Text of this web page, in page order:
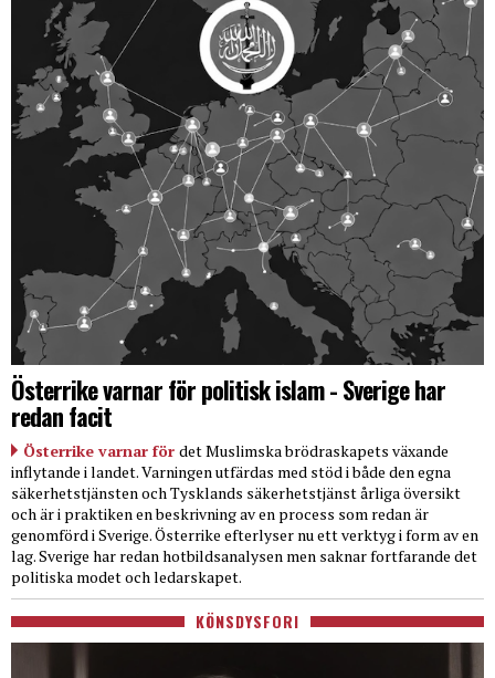
Österrike varnar för politisk islam - Sverige har
redan facit
Österrike varnar för det Muslimska brödraskapets växande
inflytande i landet. Varningen utfärdas med stöd i både den egna
säkerhetstjänsten och Tysklands säkerhetstjänst årliga översikt
och är i praktiken en beskrivning av en process som redan är
genomförd i Sverige. Österrike efterlyser nu ett verktyg i form av en
lag. Sverige har redan hotbildsanalysen men saknar fortfarande det
politiska modet och ledarskapet.
KÖNSDYSFORI